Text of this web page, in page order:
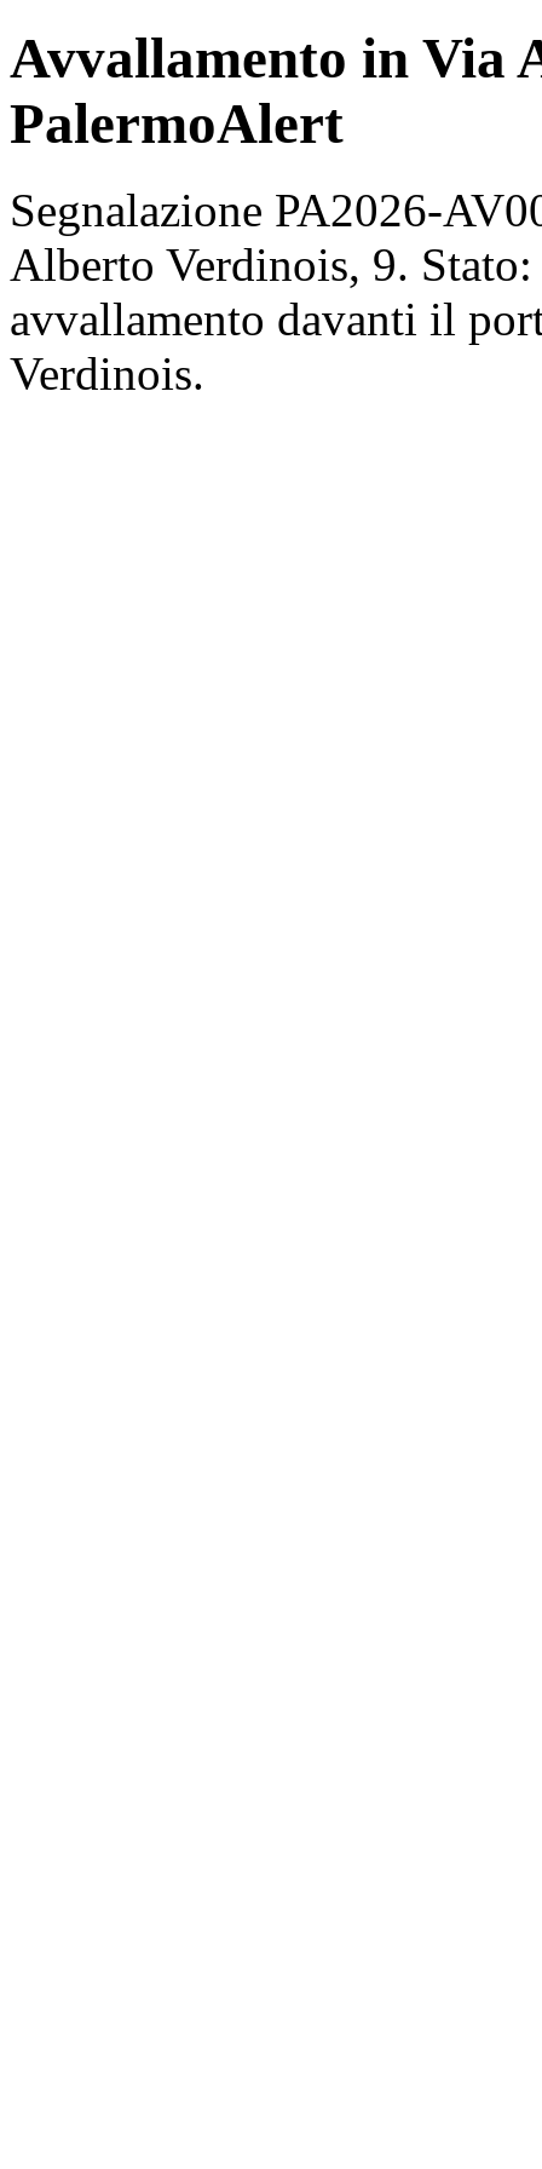
Avvallamento in Via
PalermoAlert
Segnalazione PA2026-
Alberto Verdinois, 9.
avvallamento davanti il
Verdinois.